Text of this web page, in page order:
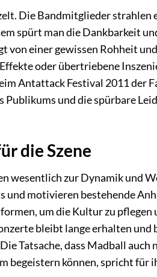
Die Bandmitglieder
spürt man die Dankbarkeit
von einer gewissen Rohheit
oder übertriebene
Antattack Festival 2011 der
und die spürbare
die Szene
wesentlich zur Dynamik und
und motivieren bestehende
um die Kultur zu pflegen
bleibt lange erhalten und
Tatsache, dass Madball auch
begeistern können, spricht für